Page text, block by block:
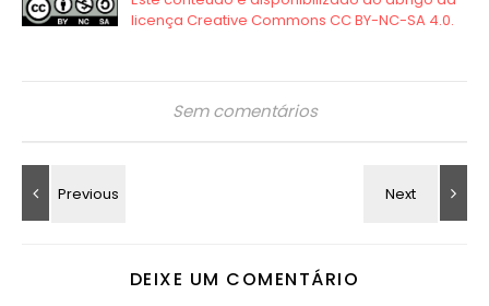
Sem comentários
DEIXE UM COMENTÁRIO